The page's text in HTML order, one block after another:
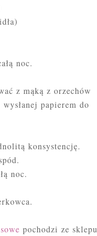
noc.
z mąką z orzechów
papierem do
konsystencję.
noc.
pochodzi ze sklepu